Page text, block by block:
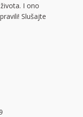
I ono
Slušajte